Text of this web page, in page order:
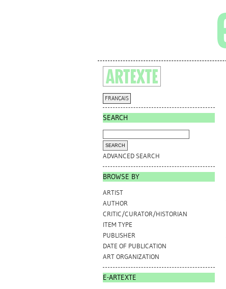
FRANÇAIS
SEARCH
ADVANCED SEARCH
BROWSE BY
ARTIST
AUTHOR
CRITIC/CURATOR/HISTORIAN
ITEM TYPE
PUBLISHER
DATE OF PUBLICATION
ART ORGANIZATION
E-ARTEXTE